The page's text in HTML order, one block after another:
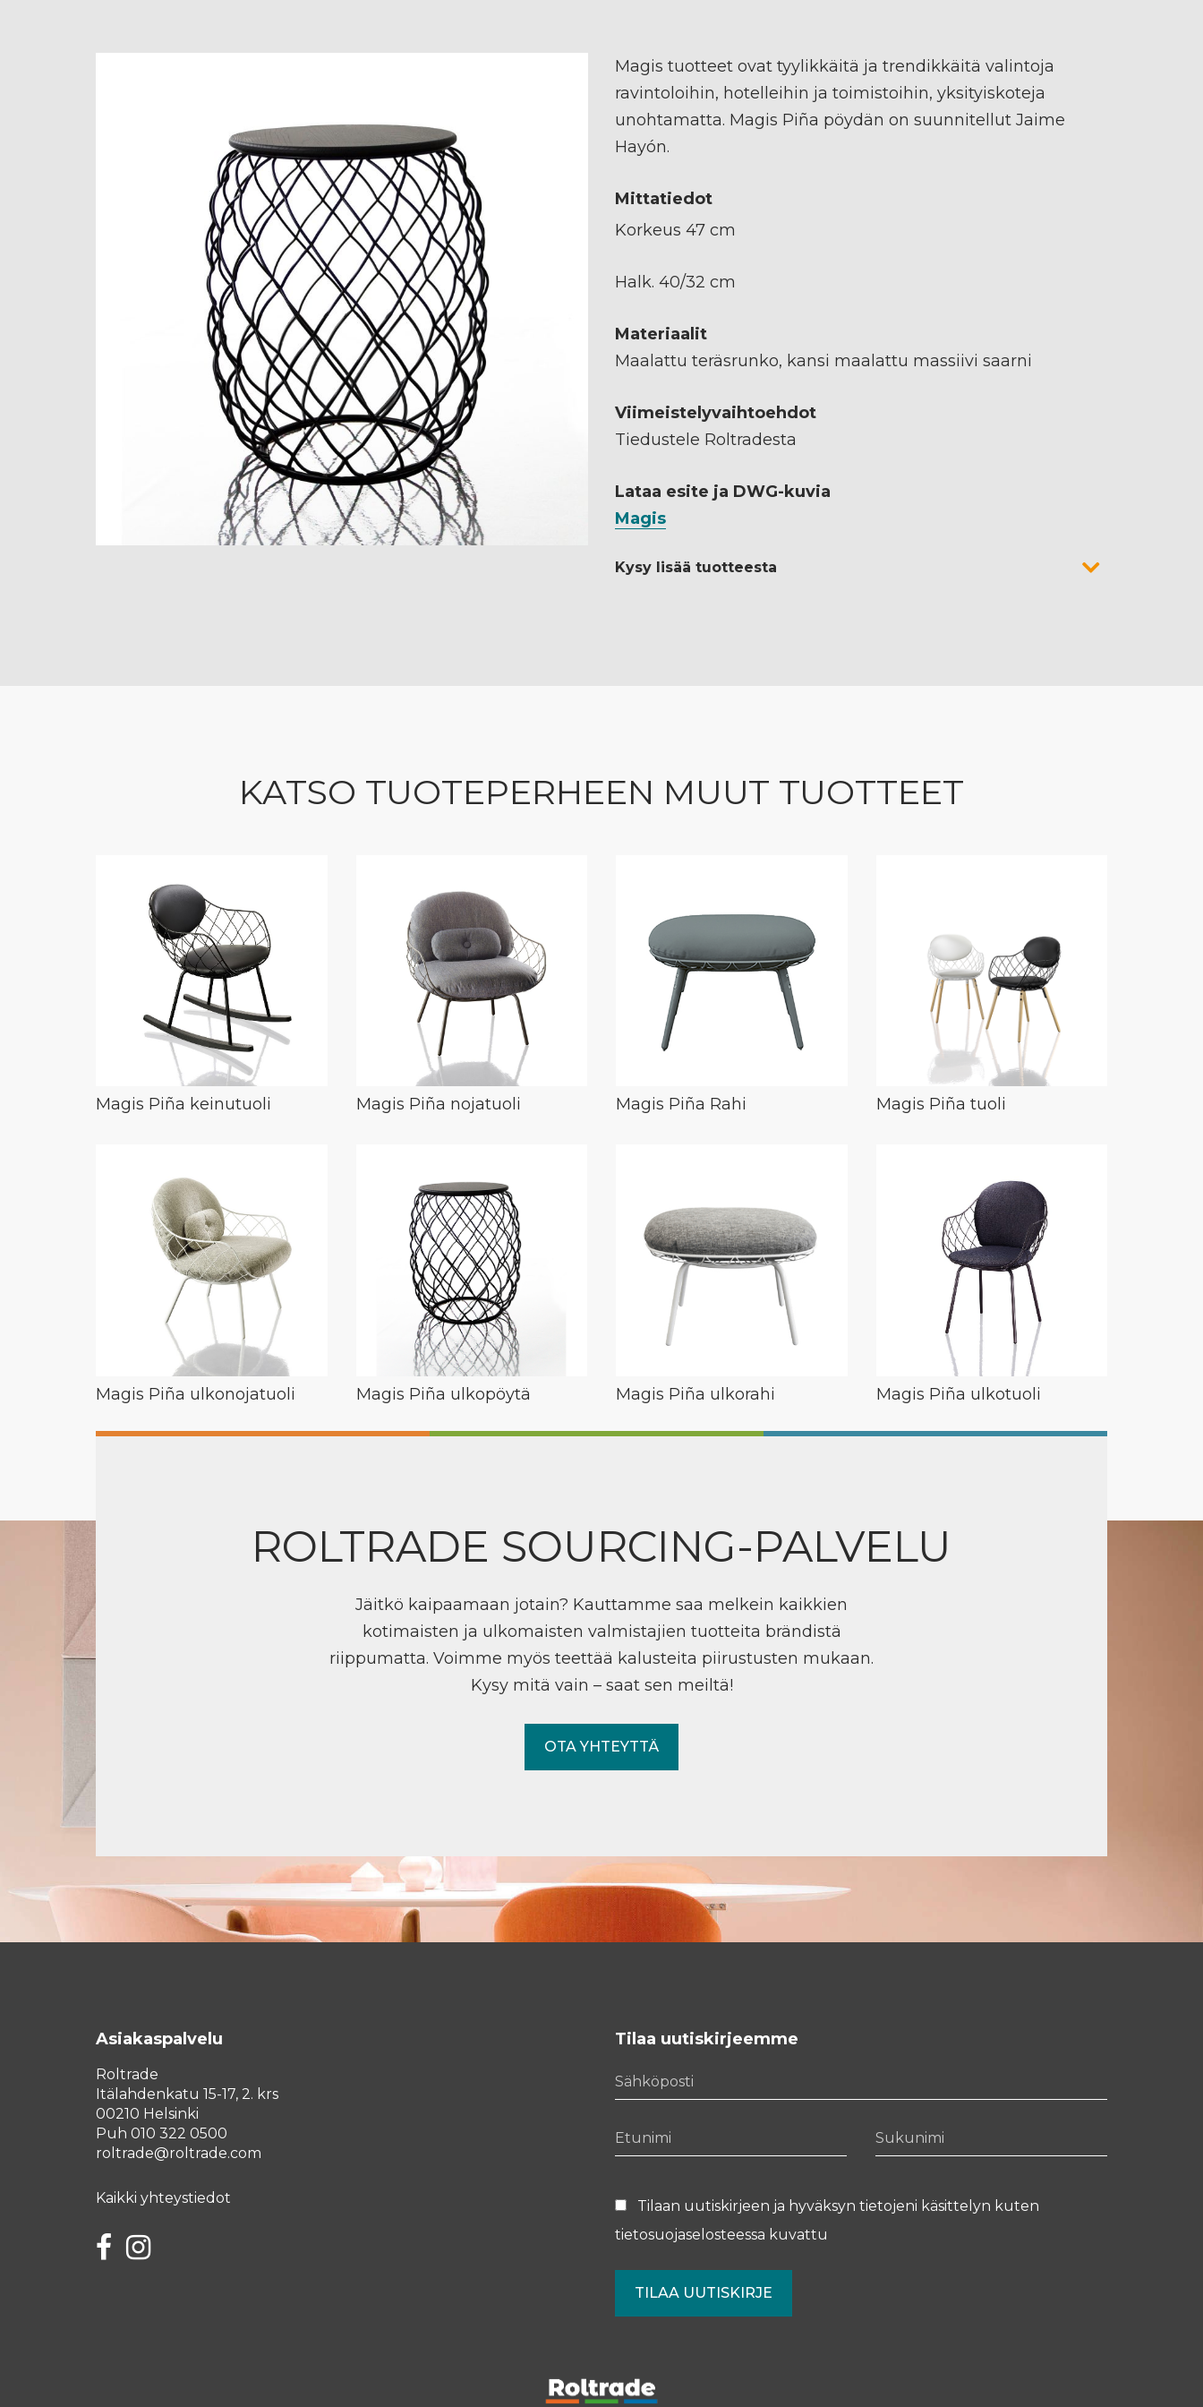
Magis tuotteet ovat tyylikkäitä ja trendikkäitä valintoja
ravintoloihin, hotelleihin ja toimistoihin, yksityiskoteja
unohtamatta. Magis Piña pöydän on suunnitellut Jaime
Hayón.
Mittatiedot
Korkeus 47 cm
Halk. 40/32 cm
Materiaalit
Maalattu teräsrunko, kansi maalattu massiivi saarni
Viimeistelyvaihtoehdot
Tiedustele Roltradesta
Lataa esite ja DWG-kuvia
Magis
Kysy lisää tuotteesta
KATSO TUOTEPERHEEN MUUT TUOTTEET
Magis Piña keinutuoli Magis Piña nojatuoli Magis Piña Rahi Magis Piña tuoli
Magis Piña ulkonojatuoli Magis Piña ulkopöytä Magis Piña ulkorahi Magis Piña ulkotuoli
ROLTRADE SOURCING-PALVELU
Jäitkö kaipaamaan jotain? Kauttamme saa melkein kaikkien
kotimaisten ja ulkomaisten valmistajien tuotteita brändistä
riippumatta. Voimme myös teettää kalusteita piirustusten mukaan.
Kysy mitä vain – saat sen meiltä!
OTA YHTEYTTÄ
Asiakaspalvelu
Roltrade
Itälahdenkatu 15-17, 2. krs
00210 Helsinki
Puh 010 322 0500
roltrade@roltrade.com
Kaikki yhteystiedot
FacebookInstagram
Tilaa uutiskirjeemme
Tilaan uutiskirjeen ja hyväksyn tietojeni käsittelyn kuten
tietosuojaselosteessa kuvattu